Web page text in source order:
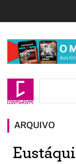
ARQUIVO